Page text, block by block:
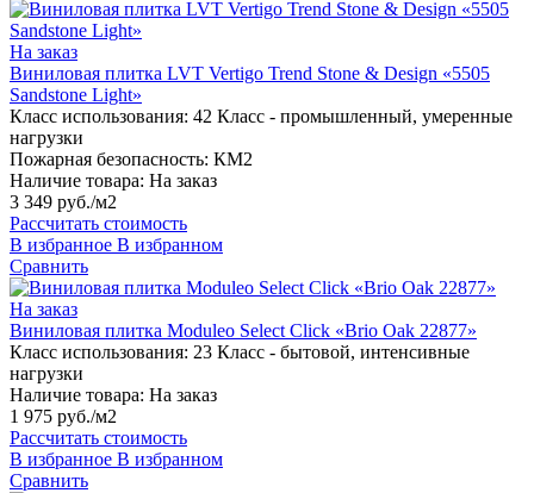
На заказ
Виниловая плитка LVT Vertigo Trend Stone & Design «5505
Sandstone Light»
Класс использования: 42 Класс - промышленный, умеренные
нагрузки
Пожарная безопасность: КМ2
Наличие товара: На заказ
3 349 руб./м2
Рассчитать стоимость
В избранное В избранном
Сравнить
На заказ
Виниловая плитка Moduleo Select Click «Brio Oak 22877»
Класс использования: 23 Класс - бытовой, интенсивные
нагрузки
Наличие товара: На заказ
1 975 руб./м2
Рассчитать стоимость
В избранное В избранном
Сравнить